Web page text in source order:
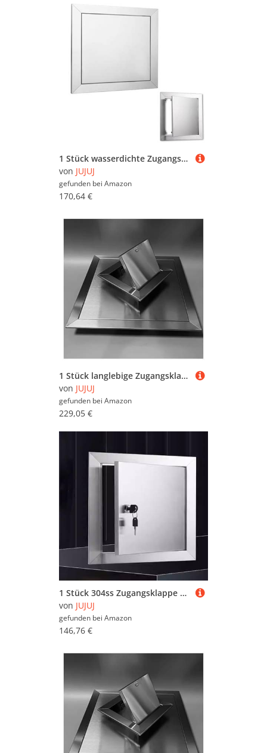
1 Stück wasserdichte Zugangsklappe aus Edelstahl – langlebige quadratische Inspektionstür for den Innen- und Außenbereich(15.7x21.7in)
von JUJUJ
gefunden bei Amazon
170,64 €
1 Stück langlebige Zugangsklappe aus Edelstahl mit Drehverschluss | Einfach zu installierende Inspektionstür for die Wartung(18x32in)
von JUJUJ
gefunden bei Amazon
229,05 €
1 Stück 304ss Zugangsklappe – langlebige, wasserdichte Zugangstür for den Innen- und Außenbereich | mit Drehverschluss(14x18in)
von JUJUJ
gefunden bei Amazon
146,76 €